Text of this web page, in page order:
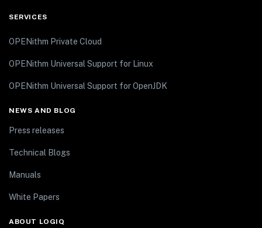
SERVICES
OPENithm Private Cloud
OPENithm Universal Support for Linux
OPENithm Universal Support for OpenJDK
NEWS AND BLOG
Press releases
Technical Blogs
Manuals
White Papers
ABOUT LOGIQ